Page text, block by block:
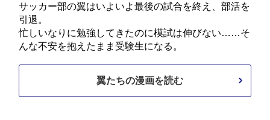
サッカー部の翼はいよいよ最後の試合を終え、部活を
引退。
忙しいなりに勉強してきたのに模試は伸びない……そ
んな不安を抱えたまま受験生になる。
翼たちの漫画を読む